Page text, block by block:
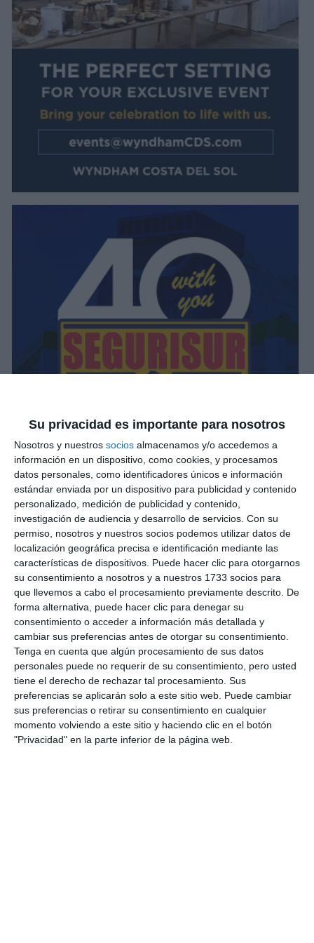
Su privacidad es importante para nosotros
Nosotros y nuestros socios almacenamos y/o accedemos a
información en un dispositivo, como cookies, y procesamos
datos personales, como identificadores únicos e información
estándar enviada por un dispositivo para publicidad y contenido
personalizado, medición de publicidad y contenido,
investigación de audiencia y desarrollo de servicios. Con su
permiso, nosotros y nuestros socios podemos utilizar datos de
localización geográfica precisa e identificación mediante las
características de dispositivos. Puede hacer clic para otorgarnos
su consentimiento a nosotros y a nuestros 1733 socios para
que llevemos a cabo el procesamiento previamente descrito. De
forma alternativa, puede hacer clic para denegar su
consentimiento o acceder a información más detallada y
cambiar sus preferencias antes de otorgar su consentimiento.
Tenga en cuenta que algún procesamiento de sus datos
personales puede no requerir de su consentimiento, pero usted
tiene el derecho de rechazar tal procesamiento. Sus
preferencias se aplicarán solo a este sitio web. Puede cambiar
sus preferencias o retirar su consentimiento en cualquier
momento volviendo a este sitio y haciendo clic en el botón
"Privacidad" en la parte inferior de la página web.